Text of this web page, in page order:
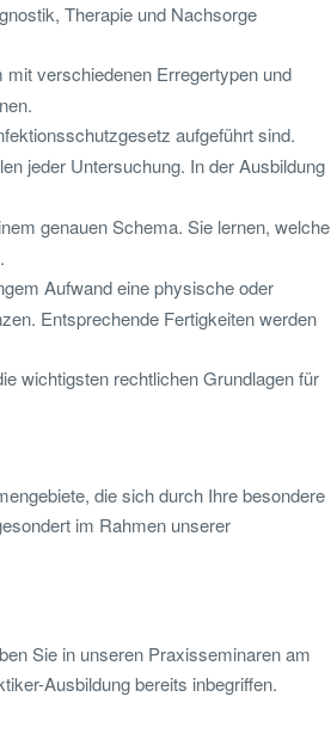
Therapie und Nachsorge
verschiedenen Erregertypen und
aufgeführt sind.
jeder Untersuchung. In der Ausbildung
genauen Schema. Sie lernen, welche
Aufwand eine physische oder
Entsprechende Fertigkeiten werden
wichtigsten rechtlichen Grundlagen für
die sich durch Ihre besondere
im Rahmen unserer
Sie in unseren Praxisseminaren am
Ausbildung bereits inbegriffen.